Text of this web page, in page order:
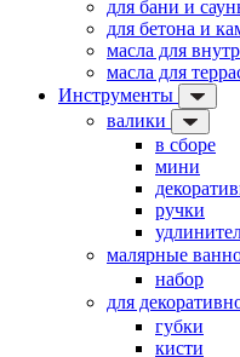
для бани и
для бетона и
масла для
масла для
Инструменты
валики
в сборе
мини
ручки
малярные
набор
для
губки
кисти